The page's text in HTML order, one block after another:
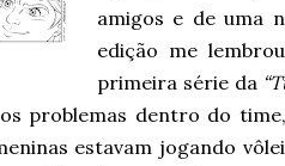
amigos e de uma
edição me
primeira série da
problemas dentro do
estavam jogando